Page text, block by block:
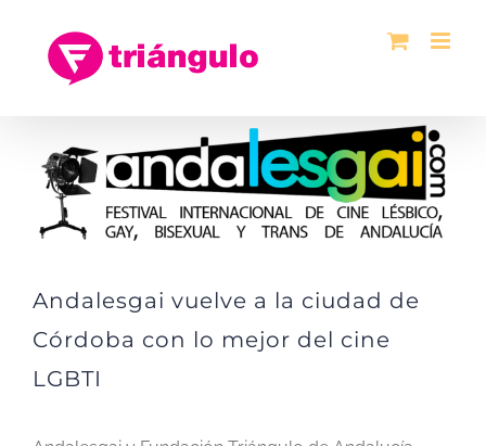
imagen
más
Andalesgai vuelve a la ciudad de
Córdoba con lo mejor del cine
LGBTI